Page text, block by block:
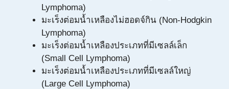
Lymphoma)
มะเร็งต่อมน้ำเหลืองไม่ฮอดจ์กิน (Non-Hodgkin
Lymphoma)
มะเร็งต่อมน้ำเหลืองประเภทที่มีเซลล์เล็ก
(Small Cell Lymphoma)
มะเร็งต่อมน้ำเหลืองประเภทที่มีเซลล์ใหญ่
(Large Cell Lymphoma)